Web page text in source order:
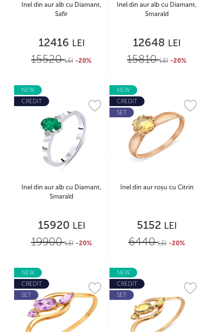
Inel din aur alb cu Diamant,
Safir
12416 LEI
15520LEI -20%
Inel din aur alb cu Diamant,
Smarald
12648 LEI
15810LEI -20%
NEW
CREDIT
Inel din aur alb cu Diamant,
Smarald
15920 LEI
19900LEI -20%
NEW
CREDIT
SET
Inel din aur roșu cu Citrin
5152 LEI
6440LEI -20%
NEW
CREDIT
SET
NEW
CREDIT
SET